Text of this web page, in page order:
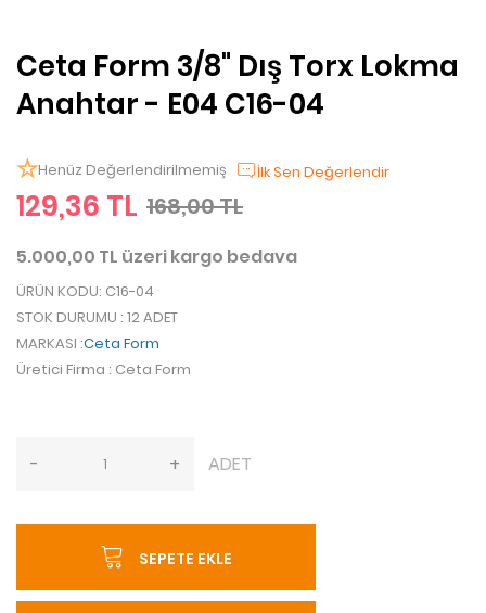
Ceta Form 3/8" Dış Torx Lokma
Anahtar - E04 C16-04
Henüz Değerlendirilmemiş İlk Sen Değerlendir
129,36 TL 168,00 TL
5.000,00 TL üzeri kargo bedava
ÜRÜN KODU: C16-04
STOK DURUMU : 12 ADET
MARKASI :Ceta Form
Üretici Firma : Ceta Form
- + ADET
SEPETE EKLE